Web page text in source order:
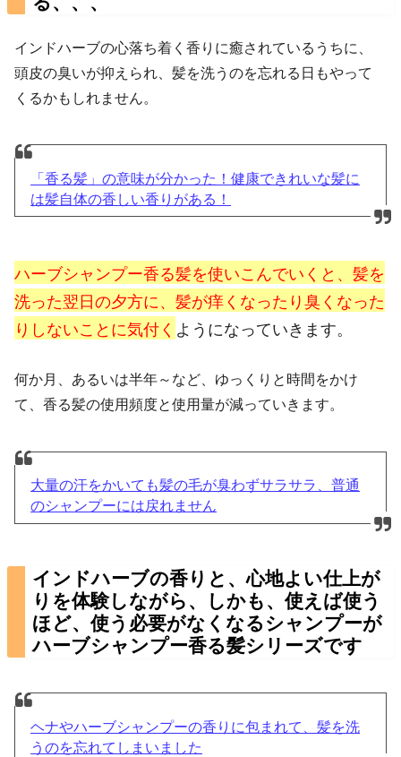
インドハーブの心落ち着く香りに癒されているうちに、
頭皮の臭いが抑えられ、髪を洗うのを忘れる日もやって
くるかもしれません。
「香る髪」の意味が分かった！健康できれいな髪に
は髪自体の香しい香りがある！
ハーブシャンプー香る髪を使いこんでいくと、髪を
洗った翌日の夕方に、髪が痒くなったり臭くなった
りしないことに気付く ようになっていきます。
何か月、あるいは半年～など、ゆっくりと時間をかけ
て、香る髪の使用頻度と使用量が減っていきます。
大量の汗をかいても髪の毛が臭わずサラサラ、普通
のシャンプーには戻れません
インドハーブの香りと、心地よい仕上が
りを体験しながら、しかも、使えば使う
ほど、使う必要がなくなるシャンプーが
ハーブシャンプー香る髪シリーズです
ヘナやハーブシャンプーの香りに包まれて、髪を洗
うのを忘れてしまいました